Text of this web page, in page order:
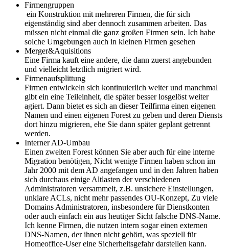
Firmengruppen
ein Konstruktion mit mehreren Firmen, die für sich
eigenständig sind aber dennoch zusammen arbeiten. Das
müssen nicht einmal die ganz großen Firmen sein. Ich habe
solche Umgebungen auch in kleinen Firmen gesehen
Merger&Aquisitions
Eine Firma kauft eine andere, die dann zuerst angebunden
und vielleicht letztlich migriert wird.
Firmenaufsplittung
Firmen entwickeln sich kontinuierlich weiter und manchmal
gibt ein eine Teileinheit, die später besser losgelöst weiter
agiert. Dann bietet es sich an dieser Teilfirma einen eigenen
Namen und einen eigenen Forest zu geben und deren Diensts
dort hinzu migrieren, ehe Sie dann später geplant getrennt
werden.
Interner AD-Umbau
Einen zweiten Forest können Sie aber auch für eine interne
Migration benötigen, Nicht wenige Firmen haben schon im
Jahr 2000 mit dem AD angefangen und in den Jahren haben
sich durchaus einige Altlasten der verschiedenen
Administratoren versammelt, z.B. unsichere Einstellungen,
unklare ACLs, nicht mehr passendes OU-Konzept, Zu viele
Domains Administratoren, insbesondere für Dienstkonten
oder auch einfach ein aus heutiger Sicht falsche DNS-Name.
Ich kenne Firmen, die nutzen intern sogar einen externen
DNS-Namen, der ihnen nicht gehört, was speziell für
Homeoffice-User eine Sicherheitsgefahr darstellen kann.